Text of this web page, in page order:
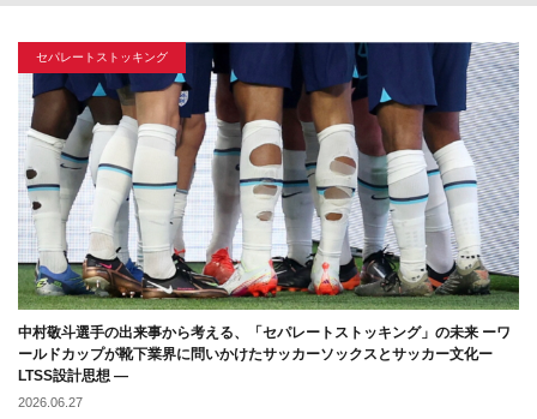
セパレートストッキング
中村敬斗選手の出来事から考える、「セパレートストッキング」の未来 ーワ
ールドカップが靴下業界に問いかけたサッカーソックスとサッカー文化ー
LTSS設計思想 ―
2026.06.27